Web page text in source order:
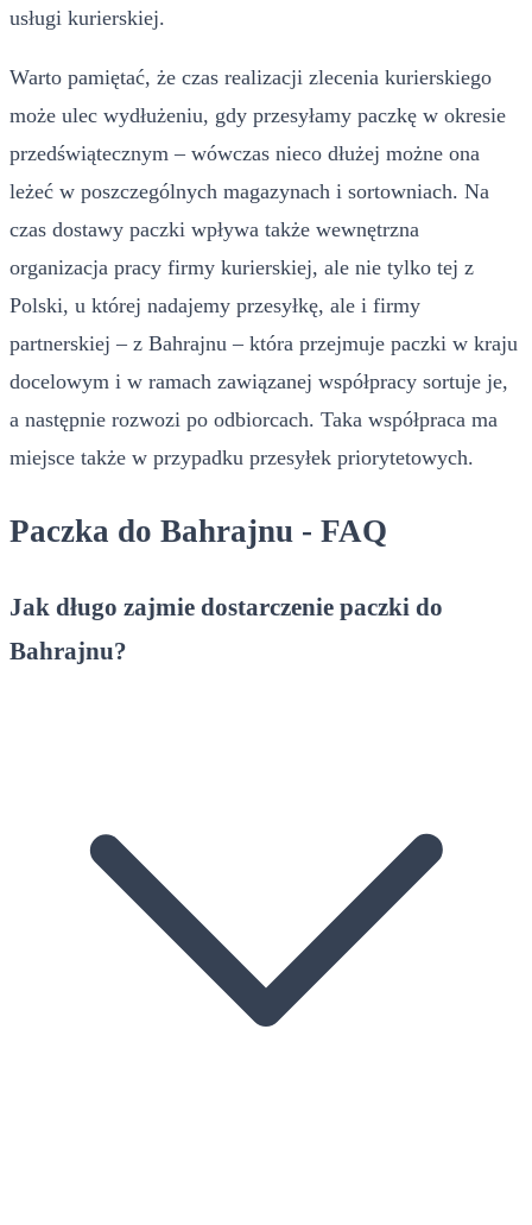
usługi kurierskiej.
Warto pamiętać, że czas realizacji zlecenia kurierskiego
może ulec wydłużeniu, gdy przesyłamy paczkę w okresie
przedświątecznym – wówczas nieco dłużej możne ona
leżeć w poszczególnych magazynach i sortowniach. Na
czas dostawy paczki wpływa także wewnętrzna
organizacja pracy firmy kurierskiej, ale nie tylko tej z
Polski, u której nadajemy przesyłkę, ale i firmy
partnerskiej – z Bahrajnu – która przejmuje paczki w kraju
docelowym i w ramach zawiązanej współpracy sortuje je,
a następnie rozwozi po odbiorcach. Taka współpraca ma
miejsce także w przypadku przesyłek priorytetowych.
Paczka do Bahrajnu - FAQ
Jak długo zajmie dostarczenie paczki do
Bahrajnu?